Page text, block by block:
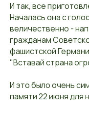
И так, все
Началась она с
величественно -
гражданам
фашистской
"Вставай страна
И это было очень
памяти 22 июня для